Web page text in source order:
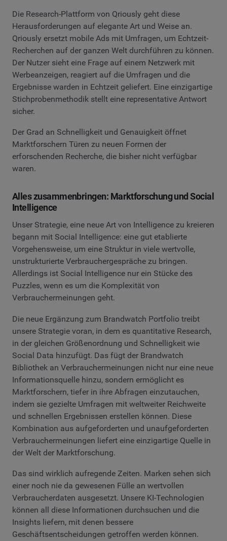
Die Research-Plattform von Qriously geht diese
Herausforderungen auf elegante Art und Weise an.
Qriously ersetzt mobile Ads mit Umfragen, um Echtzeit-
Recherchen auf der ganzen Welt durchführen zu können.
Der Nutzer sieht eine Frage auf einem Netzwerk mit
Werbeanzeigen, reagiert auf die Umfragen und die
Ergebnisse warden in Echtzeit geliefert. Eine einzigartige
Stichprobenmethodik stellt eine representative Antwort
sicher.
Der Grad an Schnelligkeit und Genauigkeit öffnet
Marktforschern Türen zu neuen Formen der
erforschenden Recherche, die bisher nicht verfügbar
waren.
Alles zusammenbringen: Marktforschung und Social
Intelligence
Unser Strategie, eine neue Art von Intelligence zu kreieren
begann mit Social Intelligence: eine gut etablierte
Vorgehensweise, um eine Struktur in viele wertvolle,
unstrukturierte Verbrauchergespräche zu bringen.
Allerdings ist Social Intelligence nur ein Stücke des
Puzzles, wenn es um die Komplexität von
Verbrauchermeinungen geht.
Die neue Ergänzung zum Brandwatch Portfolio treibt
unsere Strategie voran, in dem es quantitative Research,
in der gleichen Größenordnung und Schnelligkeit wie
Social Data hinzufügt. Das fügt der Brandwatch
Bibliothek an Verbrauchermeinungen nicht nur eine neue
Informationsquelle hinzu, sondern ermöglicht es
Marktforschern, tiefer in ihre Abfragen einzutauchen,
indem sie gezielte Umfragen mit weltweiter Reichweite
und schnellen Ergebnissen erstellen können. Diese
Kombination aus aufgeforderten und unaufgeforderten
Verbrauchermeinungen liefert eine einzigartige Quelle in
der Welt der Marktforschung.
Das sind wirklich aufregende Zeiten. Marken sehen sich
einer noch nie da gewesenen Fülle an wertvollen
Verbraucherdaten ausgesetzt. Unsere KI-Technologien
können all diese Informationen durchsuchen und die
Insights liefern, mit denen bessere
Geschäftsentscheidungen getroffen werden können.